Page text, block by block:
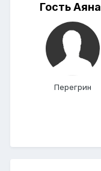
Гость Аяна
Перегрин